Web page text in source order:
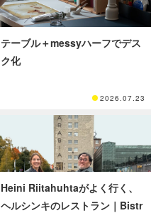
テーブル＋messyハーフでデス
ク化
2026.07.23
Heini Riitahuhtaがよく行く、
ヘルシンキのレストラン｜Bistr